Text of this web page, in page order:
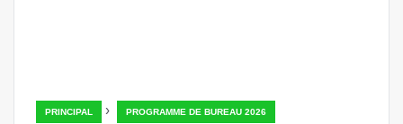
PRINCIPAL › PROGRAMME DE BUREAU 2026